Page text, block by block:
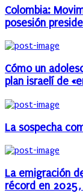
Colombia:
posesión
Cómo un
plan israelí de
La sospecha
La emigración
récord en